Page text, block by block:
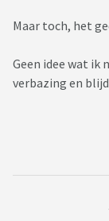
Maar toch, het
Geen idee wat ik
verbazing en